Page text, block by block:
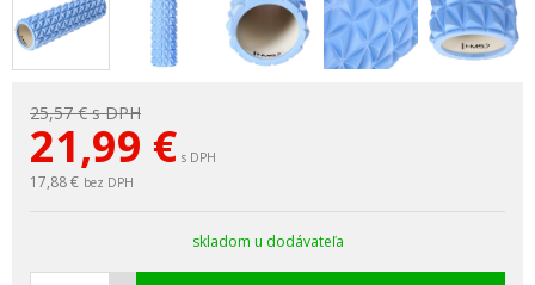
25,57 €s DPH
21,99 € s DPH
17,88 € bez DPH
skladom u dodávateľa